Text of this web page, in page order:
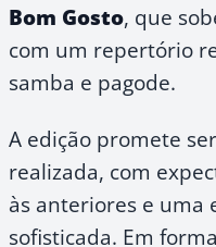
Bom Gosto, que
com um repertório
samba e pagode.
A edição promete
realizada, com
às anteriores e
sofisticada. Em